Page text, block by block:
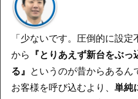
「少ないです。圧倒的に設
から 『とりあえず新台をぶ
る』 というのが昔からある
お客様を呼び込むより、 単純